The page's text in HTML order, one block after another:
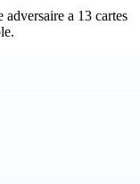
adversaire a 13 cartes